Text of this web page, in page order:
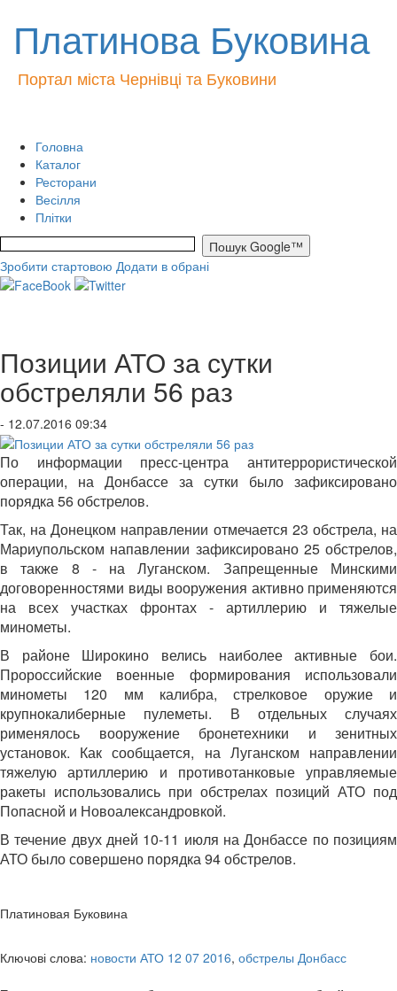
Платинова Буковина
Портал міста Чернівці та Буковини
Головна
Каталог
Ресторани
Весілля
Плітки
Зробити стартовою Додати в обрані
Позиции АТО за сутки
обстреляли 56 раз
- 12.07.2016 09:34
По информации пресс-центра антитеррористической
операции, на Донбассе за сутки было зафиксировано
порядка 56 обстрелов.
Так, на Донецком направлении отмечается 23 обстрела, на
Мариупольском напавлении зафиксировано 25 обстрелов,
в также 8 - на Луганском. Запрещенные Минскими
договоренностями виды вооружения активно применяются
на всех участках фронтах - артиллерию и тяжелые
минометы.
В районе Широкино велись наиболее активные бои.
Пророссийские военные формирования использовали
минометы 120 мм калибра, стрелковое оружие и
крупнокалиберные пулеметы. В отдельных случаях
рименялось вооружение бронетехники и зенитных
установок. Как сообщается, на Луганском направлении
тяжелую артиллерию и противотанковые управляемые
ракеты использовались при обстрелах позиций АТО под
Попасной и Новоалександровкой.
В течение двух дней 10-11 июля на Донбассе по позициям
АТО было совершено порядка 94 обстрелов.
Платиновая Буковина
Ключові слова: новости АТО 12 07 2016, обстрелы Донбасс